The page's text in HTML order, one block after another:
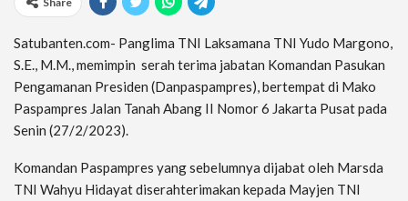
Satubanten.com- Panglima TNI Laksamana TNI Yudo Margono,
S.E., M.M., memimpin serah terima jabatan Komandan Pasukan
Pengamanan Presiden (Danpaspampres), bertempat di Mako
Paspampres Jalan Tanah Abang II Nomor 6 Jakarta Pusat pada
Senin (27/2/2023).
Komandan Paspampres yang sebelumnya dijabat oleh Marsda
TNI Wahyu Hidayat diserahterimakan kepada Mayjen TNI